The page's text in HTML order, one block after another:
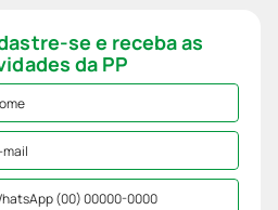
se e receba as
da PP